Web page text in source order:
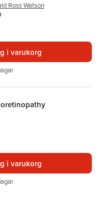
Ross Watson
i varukorg
i varukorg